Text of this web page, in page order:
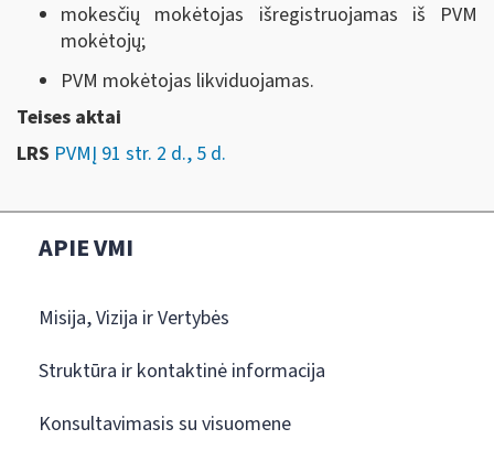
mokesčių mokėtojas išregistruojamas iš PVM
mokėtojų;
PVM mokėtojas likviduojamas.
Teises aktai
LRS PVMĮ 91 str. 2 d., 5 d.
APIE VMI
Misija, Vizija ir Vertybės
Struktūra ir kontaktinė informacija
Konsultavimasis su visuomene